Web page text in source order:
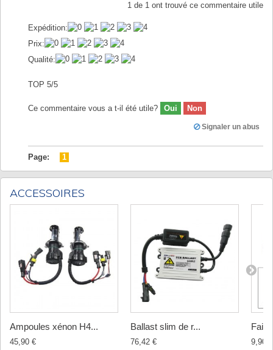
1 de 1 ont trouvé ce commentaire utile
Expédition:
Prix:
Qualité:
TOP 5/5
Ce commentaire vous a t-il été utile? Oui Non
Signaler un abus
Page: 1
ACCESSOIRES
Ampoules xénon H4...
45,90 €
Ballast slim de r...
76,42 €
9,90 €